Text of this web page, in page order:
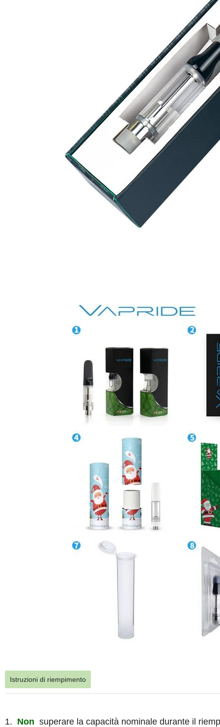
Istruzioni di riempimento
1. Non superare la capacità nominale durante il